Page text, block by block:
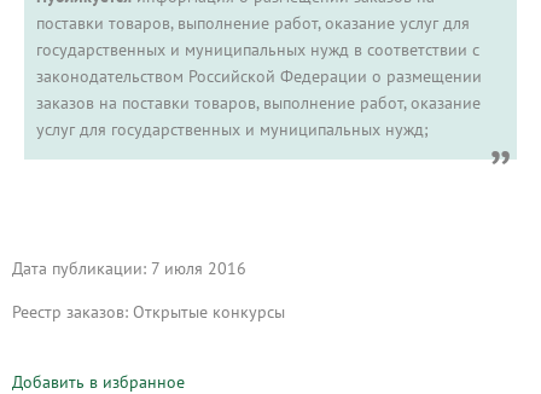
поставки товаров, выполнение работ, оказание услуг для
государственных и муниципальных нужд в соответствии с
законодательством Российской Федерации о размещении
заказов на поставки товаров, выполнение работ, оказание
услуг для государственных и муниципальных нужд;
Дата публикации: 7 июля 2016
Реестр заказов: Открытые конкурсы
Добавить в избранное